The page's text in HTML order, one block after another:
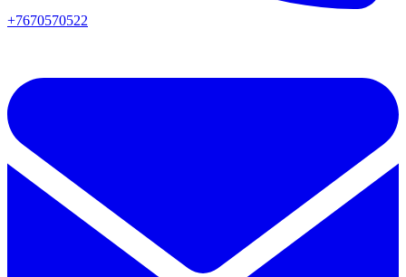
+7670570522